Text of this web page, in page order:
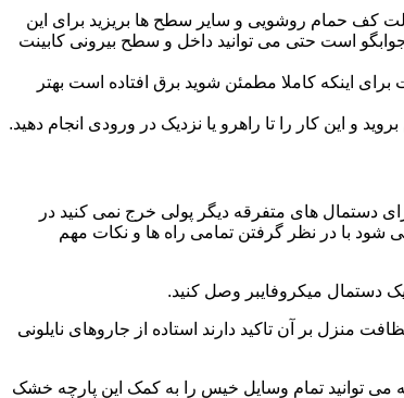
کف حمام روشویی و سایر سطح ها بریزید برای این
جوابگو است حتی می توانید داخل و سطح بیرونی کابینت
اینکه کاملا مطمئن شوید برق افتاده است بهتر
و این کار را تا راهرو یا نزدیک در ورودی انجام دهید.
دستمال های متفرقه دیگر پولی خرج نمی کنید در
شود با در نظر گرفتن تمامی راه ها و نکات مهم
منزل بر آن تاکید دارند استاده از جاروهای نایلونی
می توانید تمام وسایل خیس را به کمک این پارچه خشک